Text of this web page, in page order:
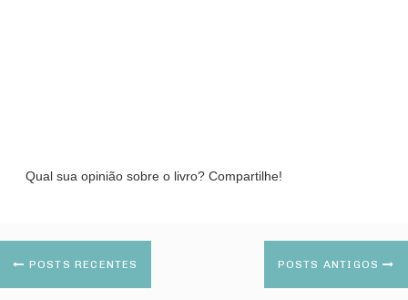
Qual sua opinião sobre o livro? Compartilhe!
POSTS RECENTES POSTS ANTIGOS